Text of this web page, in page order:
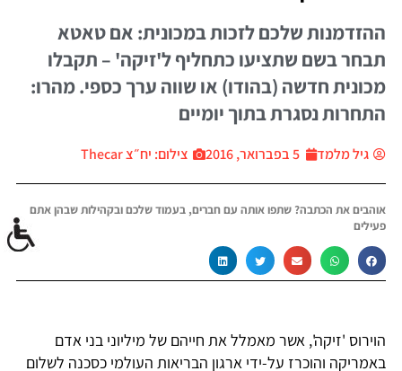
ההזדמנות שלכם לזכות במכונית: אם טאטא
תבחר בשם שתציעו כתחליף ל'זיקה' – תקבלו
מכונית חדשה (בהודו) או שווה ערך כספי. מהרו:
התחרות נסגרת בתוך יומיים
גיל מלמד 5 בפברואר, 2016 צילום: יח״צ Thecar
אוהבים את הכתבה? שתפו אותה עם חברים, בעמוד שלכם ובקהילות שבהן אתם
פעילים
הוירוס 'זיקה', אשר מאמלל את חייהם של מיליוני בני אדם
באמריקה והוכרז על-ידי ארגון הבריאות העולמי כסכנה לשלום